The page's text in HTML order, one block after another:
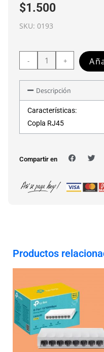
$1.500
SKU: 0193
- +
Descripción
Características:
Copla RJ45
Compartir en
Productos